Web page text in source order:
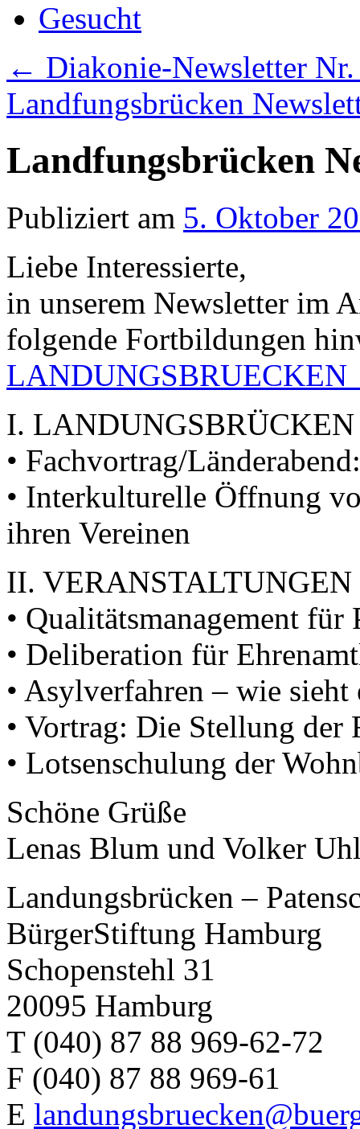
Gesucht
← Diakonie-Newsletter
Landfungsbrücken
Landfungsbrücken
Publiziert am 5. Oktober
Liebe Interessierte,
in unserem Newsletter im
folgende Fortbildungen
I.
• Fachvortrag/
• Interkulturelle Öffnung
ihren Vereinen
II. VERANSTALTUNGEN
• Qualitätsmanagement
• Deliberation für
• Asylverfahren – wie
• Vortrag: Die Stellung der
• Lotsenschulung der
Schöne Grüße
Lenas Blum und Volker
Landungsbrücken –
BürgerStiftung Hamburg
Schopenstehl 31
20095 Hamburg
T (040) 87 88 969-62-72
F (040) 87 88 969-61
E